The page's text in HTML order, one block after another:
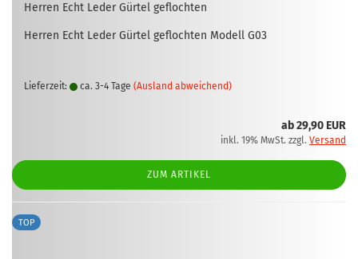
Her­ren Echt Leder Gür­tel ge­floch­ten
Her­ren Echt Leder Gür­tel ge­floch­ten Mo­dell G03
Lieferzeit: ca. 3-4 Tage (Ausland abweichend)
ab 29,90 EUR
inkl. 19% MwSt. zzgl. Versand
ZUM ARTIKEL
TOP